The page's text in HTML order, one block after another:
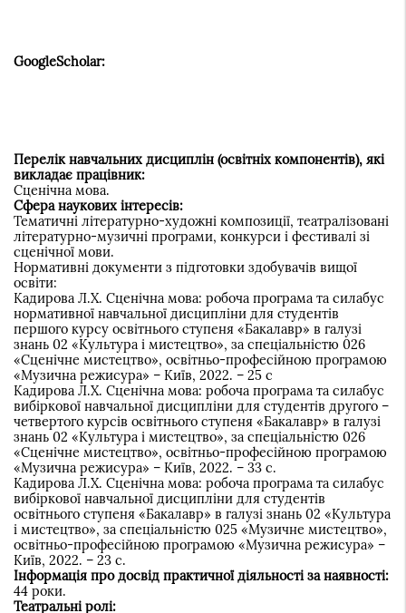
GoogleScholar:
Перелік навчальних дисциплін (освітніх компонентів), які
викладає працівник:
Сценічна мова.
Сфера наукових інтересів:
Тематичні літературно-художні композиції, театралізовані
літературно-музичні програми, конкурси і фестивалі зі
сценічної мови.
Нормативні документи з підготовки здобувачів вищої
освіти:
Кадирова Л.Х. Сценічна мова: робоча програма та силабус
нормативної навчальної дисципліни для студентів
першого курсу освітнього ступеня «Бакалавр» в галузі
знань 02 «Культура і мистецтво», за спеціальністю 026
«Сценічне мистецтво», освітньо-професійною програмою
«Музична режисура» – Київ, 2022. – 25 с
Кадирова Л.Х. Сценічна мова: робоча програма та силабус
вибіркової навчальної дисципліни для студентів другого –
четвертого курсів освітнього ступеня «Бакалавр» в галузі
знань 02 «Культура і мистецтво», за спеціальністю 026
«Сценічне мистецтво», освітньо-професійною програмою
«Музична режисура» – Київ, 2022. – 33 с.
Кадирова Л.Х. Сценічна мова: робоча програма та силабус
вибіркової навчальної дисципліни для студентів
освітнього ступеня «Бакалавр» в галузі знань 02 «Культура
і мистецтво», за спеціальністю 025 «Музичне мистецтво»,
освітньо-професійною програмою «Музична режисура» –
Київ, 2022. – 23 с.
Інформація про досвід практичної діяльності за наявності:
44 роки.
Театральні ролі: